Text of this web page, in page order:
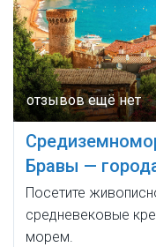
Бравы —
Посетите
средневековые
морем.